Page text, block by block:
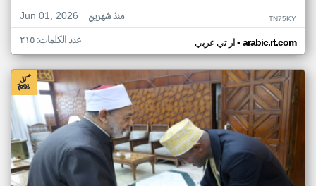
Jun 01, 2026
منذ شهرين TN75KY
ار تي عربي• arabic.rt.com عدد الكلمات: ٢١٥